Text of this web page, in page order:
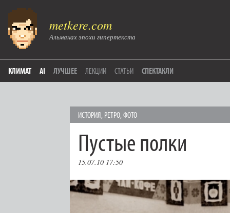
metkere.com
Альманах эпохи гипертекста
КЛИМАТ AI ЛУЧШЕЕ ЛЕКЦИИ СТАТЬИ СПЕКТАКЛИ
ИСТОРИЯ, РЕТРО,ФОТО
Пустые полки
15.07.10 17:50